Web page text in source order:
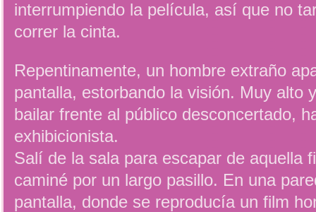
interrumpiendo la película, así que no
correr la cinta.
Repentinamente, un hombre extraño
pantalla, estorbando la visión. Muy alto
bailar frente al público desconcertado,
exhibicionista.
Salí de la sala para escapar de aquella
caminé por un largo pasillo. En una
pantalla, donde se reproducía un film